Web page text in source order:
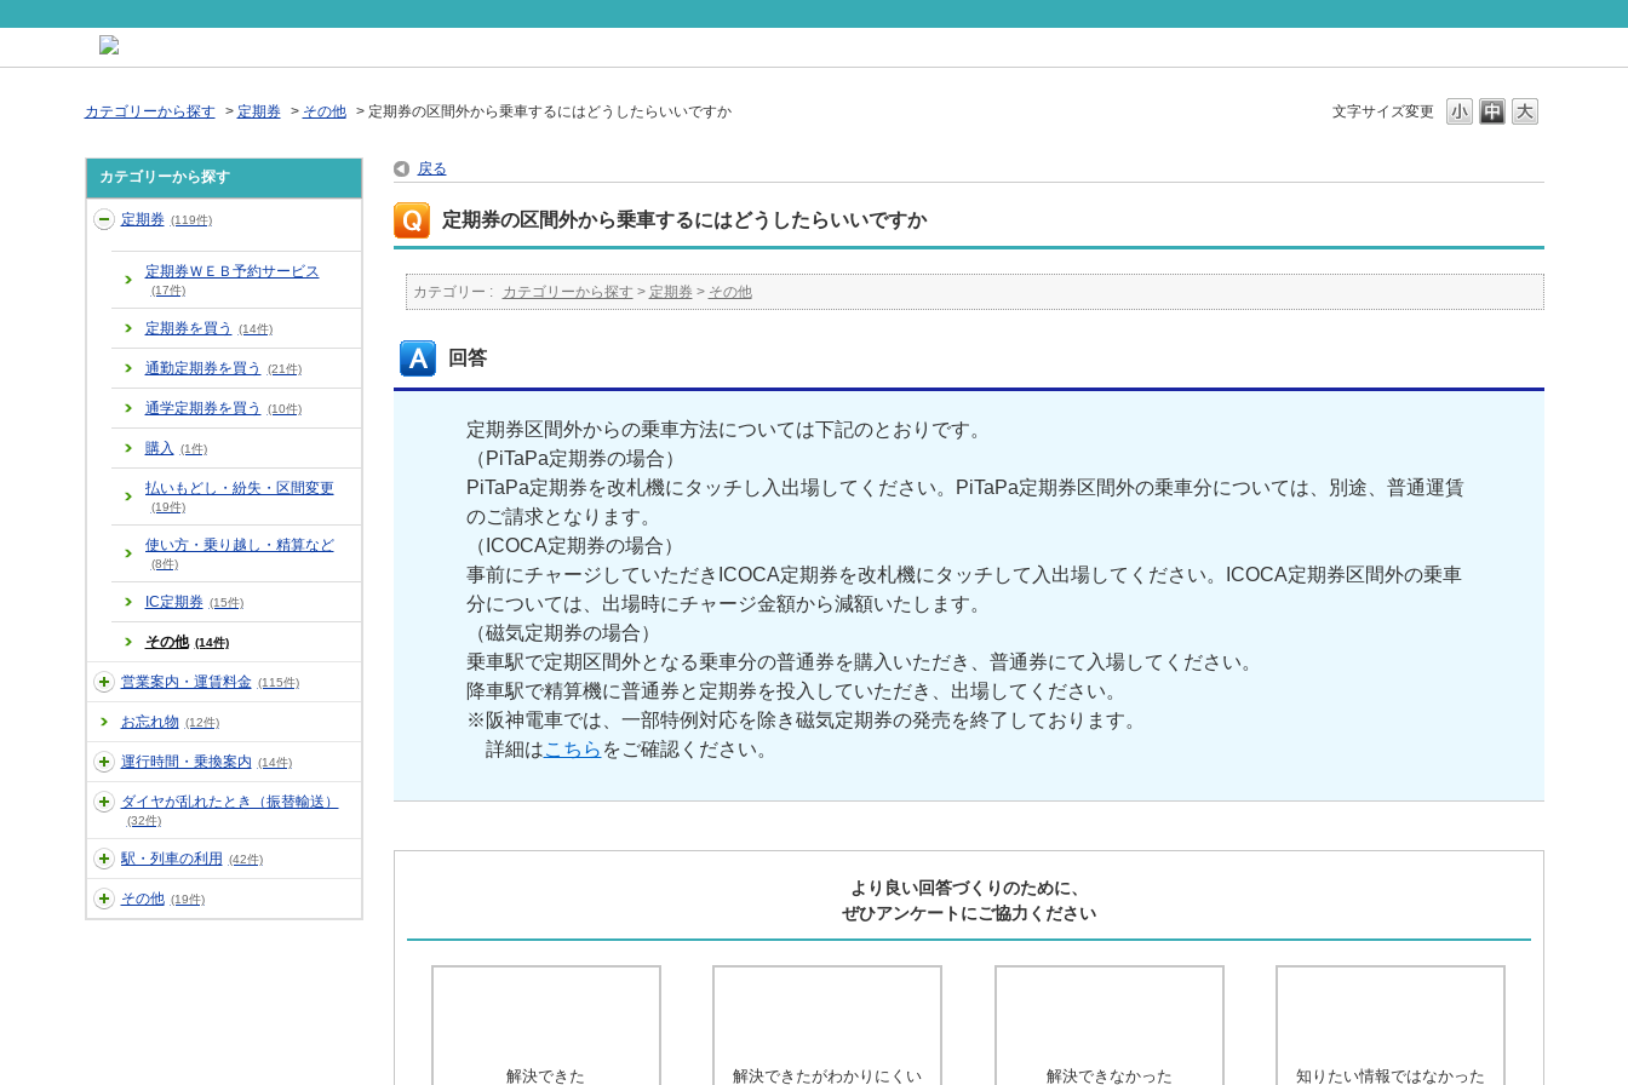
文字サイズ変更
カテゴリーから探す > 定期券 > その他 > 定期券の区間外から乗車するにはどうしたらいいですか
カテゴリーから探す
定期券 (119件)
定期券ＷＥＢ予約サービス
(17件)
定期券を買う (14件)
通勤定期券を買う (21件)
通学定期券を買う (10件)
購入 (1件)
払いもどし・紛失・区間変更
(19件)
使い方・乗り越し・精算など
(8件)
IC定期券 (15件)
その他 (14件)
営業案内・運賃料金 (115件)
お忘れ物 (12件)
運行時間・乗換案内 (14件)
ダイヤが乱れたとき（振替輸送）
(32件)
駅・列車の利用 (42件)
その他 (19件)
戻る
定期券の区間外から乗車するにはどうしたらいいですか
カテゴリー : カテゴリーから探す > 定期券 > その他
回答
定期券区間外からの乗車方法については下記のとおりです。
（PiTaPa定期券の場合）
PiTaPa定期券を改札機にタッチし入出場してください。PiTaPa定期券区間外の乗車分については、別途、普通運賃
のご請求となります。
（ICOCA定期券の場合）
事前にチャージしていただきICOCA定期券を改札機にタッチして入出場してください。ICOCA定期券区間外の乗車
分については、出場時にチャージ金額から減額いたします。
（磁気定期券の場合）
乗車駅で定期区間外となる乗車分の普通券を購入いただき、普通券にて入場してください。
降車駅で精算機に普通券と定期券を投入していただき、出場してください。
※阪神電車では、一部特例対応を除き磁気定期券の発売を終了しております。
詳細はこちら をご確認ください。
より良い回答づくりのために、
ぜひアンケートにご協力ください
解決できた 解決できたがわかりにくい 解決できなかった 知りたい情報ではなかった